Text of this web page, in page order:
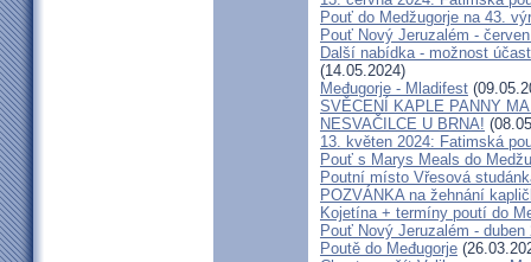
Pouť do Medžugorje na 43.
Pouť Nový Jeruzalém -
Další nabídka - možnost
(14.05.2024)
Međugorje - Mladifest
SVĚCENÍ KAPLE PANNY
NESVAČILCE U BRNA!
13. květen 2024: Fatimská
Pouť s Marys Meals do
Poutní místo Vřesová
POZVÁNKA na žehnání
Kojetína + termíny poutí do
Pouť Nový Jeruzalém - duben
Poutě do Međugorje